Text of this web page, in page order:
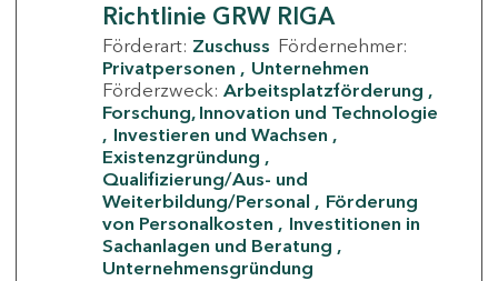
Richtlinie GRW RIGA
Förderart: Zuschuss Fördernehmer:
Privatpersonen
Unternehmen
Förderzweck: Arbeitsplatzförderung
Forschung, Innovation und Technologie
Investieren und Wachsen
Existenzgründung
Qualifizierung/Aus- und
Weiterbildung/Personal
Förderung
von Personalkosten
Investitionen in
Sachanlagen und Beratung
Unternehmensgründung